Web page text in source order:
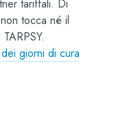
tariffali. Di
tocca né il
.
giorni di cura